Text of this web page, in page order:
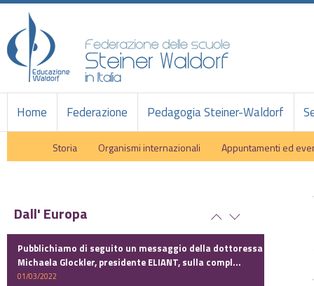
Home Federazione Pedagogia Steiner-Waldorf
Storia Organismi internazionali Appuntamenti ed
Dall' Europa
Pubblichiamo di seguito un messaggio della dottoressa
Michaela Glockler, presidente ELIANT, sulla compl...
01/03/2022